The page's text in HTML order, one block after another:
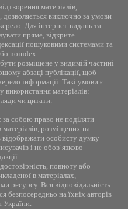
матеріалів,
виключно за умови
Для інтернет-видань та
пряме, відкрите
пошуковими системами та
noindex.
розміщене у видимій частині
абзаці публікації, щоб
інформації. Такі умови є
використання матеріалів:
чи цитати.
собою право не поділяти
розміщених на
відображати особисту думку
і не обов’язково
повноту або
в матеріалах,
ресурсу. Вся відповідальність
безпосередньо на їхніх авторів
України.